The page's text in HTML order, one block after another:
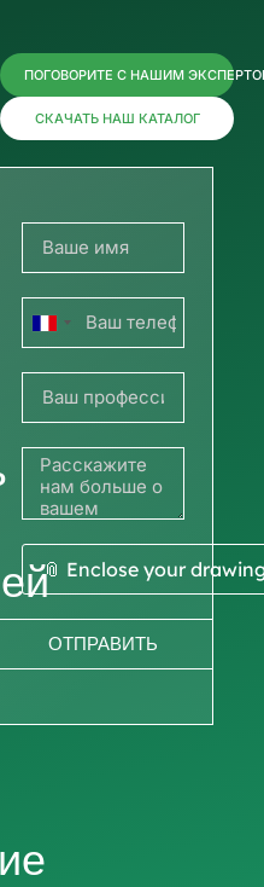
ПОГОВОРИТЕ С НАШИМ
СКАЧАТЬ НАШ КАТАЛОГ
Франция
+33
📎 Enclose your
ОТПРАВИТЬ